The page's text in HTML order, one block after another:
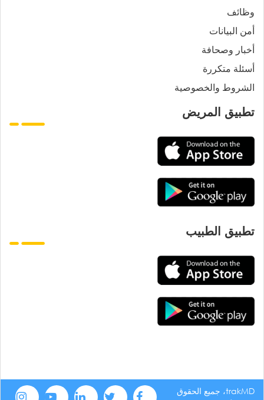
وظائف
أمن البيانات
أخبار وصحافة
أسئلة متكررة
الشروط والخصوصية
تطبيق المريض
تطبيق الطبيب
trakMD، جميع الحقوق